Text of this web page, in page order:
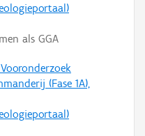
als GGA
(Fase 1A),